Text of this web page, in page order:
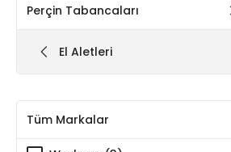
Perçin Tabancaları
El Aletleri
Tüm Markalar